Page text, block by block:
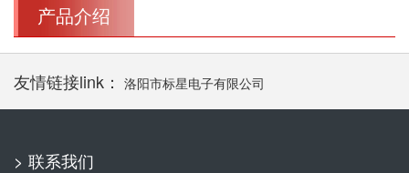
产品介绍
友情链接link： 洛阳市标星电子有限公司
> 联系我们